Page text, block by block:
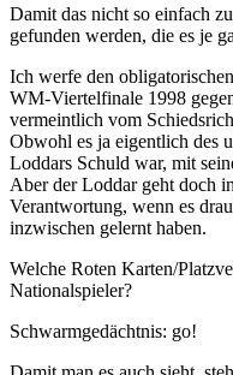
Damit das nicht so einfach
gefunden werden, die es je
Ich werfe den
WM-Viertelfinale 1998
vermeintlich vom
Obwohl es ja eigentlich des
Loddars Schuld war, mit
Aber der Loddar geht doch
Verantwortung, wenn es
inzwischen gelernt haben.
Welche Roten Karten/
Nationalspieler?
Schwarmgedächtnis: go!